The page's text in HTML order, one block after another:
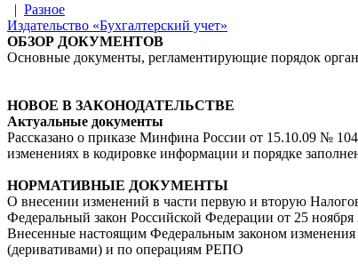
| Разное
Издательство «Бухгалтерский учет»
ОБЗОР ДОКУМЕНТОВ
Основные документы, регламентирующие порядок
НОВОЕ В ЗАКОНОДАТЕЛЬСТВЕ
Актуальные документы
Рассказано о приказе Минфина России от 15.10.09 №
изменениях в кодировке информации и порядке
НОРМАТИВНЫЕ ДОКУМЕНТЫ
О внесении изменений в части первую и вторую
Федеральный закон Российской Федерации от 25
Внесенные настоящим Федеральным законом
(деривативами) и по операциям РЕПО